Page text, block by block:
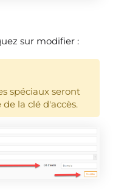
sur modifier :
spéciaux seront
la clé d'accès.